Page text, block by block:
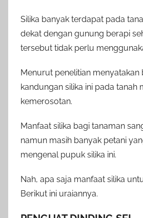
Silika banyak terdapat pada
dekat dengan gunung berapi
tersebut tidak perlu
Menurut penelitian menyatakan
kandungan silika ini pada tanah
kemerosotan.
Manfaat silika bagi tanaman
namun masih banyak petani
mengenal pupuk silika ini.
Nah, apa saja manfaat silika
Berikut ini uraiannya.